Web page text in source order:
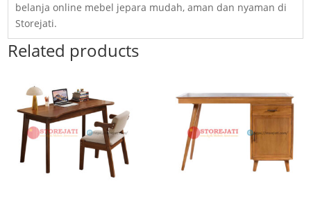
belanja online mebel jepara mudah, aman dan nyaman di
Storejati.
Related products